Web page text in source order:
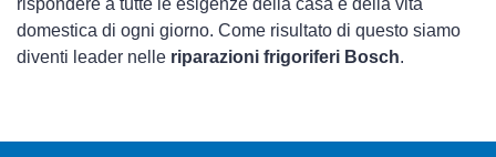
rispondere a tutte le esigenze della casa e della vita
domestica di ogni giorno. Come risultato di questo siamo
diventi leader nelle riparazioni frigoriferi Bosch.